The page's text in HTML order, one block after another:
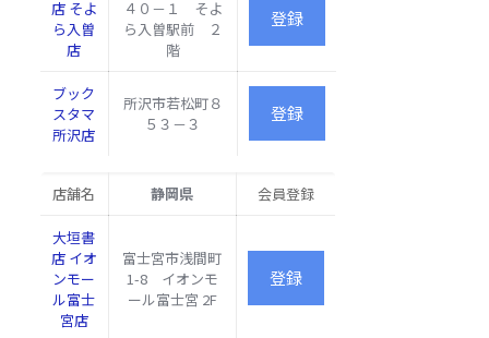
西
ル五条店
田町
22-3
大垣書店
ブックパ
ル桂南店
川島松
ノ木本
町6-1
伏
見
区
大垣書店
醍醐店
醍醐高
セオダ
イゴロ
ー西館
店 そよ
ら入曽
店
４０－１ そよ
ら入曽駅前 ２
階
ブック
スタマ
所沢店
所沢市若松町８
５３－３
店舗名 静岡県 会員登録
大垣書
店 イオ
ンモー
ル富士
宮店
富士宮市浅間町
1-8 イオンモ
ール富士宮 2F